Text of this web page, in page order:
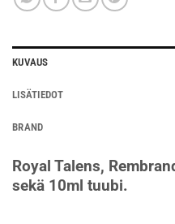
KUVAUS
LISÄTIEDOT
BRAND
Royal Talens,
sekä 10ml tuubi.